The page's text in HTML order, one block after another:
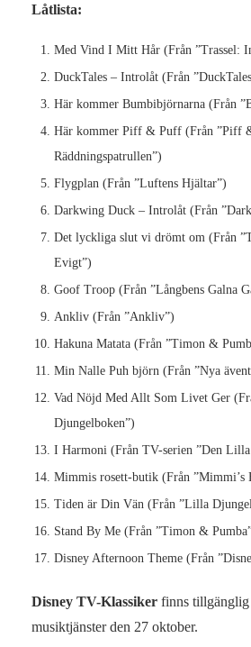
Låtlista:
Med Vind I Mitt Hår (Från ”Trassel:
DuckTales – Introlåt (Från
Här kommer Bumbibjörnarna (Från
Här kommer Piff & Puff (Från ”Piff
Räddningspatrullen”)
Flygplan (Från ”Luftens Hjältar”)
Darkwing Duck – Introlåt (Från
Det lyckliga slut vi drömt om (Från
Evigt”)
Goof Troop (Från ”Långbens Galna
Ankliv (Från ”Ankliv”)
Hakuna Matata (Från ”Timon &
Min Nalle Puh björn (Från ”Nya
Vad Nöjd Med Allt Som Livet Ger
Djungelboken”)
I Harmoni (Från TV-serien ”Den
Mimmis rosett-butik (Från ”Mimmi’s
Tiden är Din Vän (Från ”Lilla
Stand By Me (Från ”Timon &
Disney Afternoon Theme (Från
Disney TV-Klassiker finns tillgänglig
musiktjänster den 27 oktober.